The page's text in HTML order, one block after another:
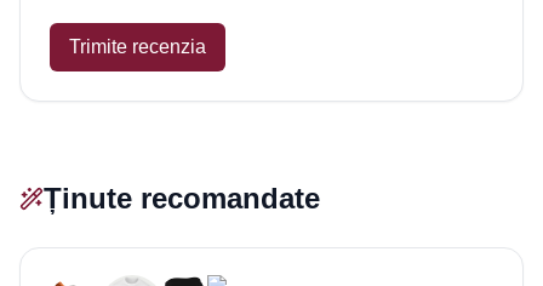
Trimite recenzia
Ținute recomandate